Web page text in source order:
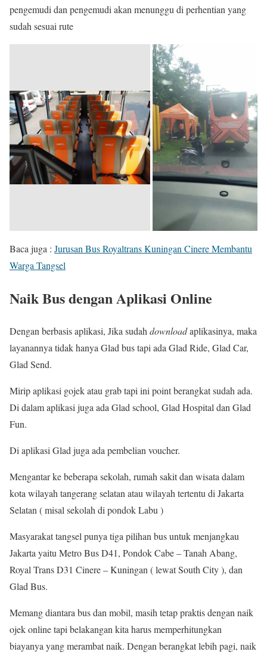
pengemudi dan pengemudi akan menunggu di perhentian yang
sudah sesuai rute
Baca juga : Jurusan Bus Royaltrans Kuningan Cinere Membantu
Warga Tangsel
Naik Bus dengan Aplikasi Online
Dengan berbasis aplikasi, Jika sudah downloadaplikasinya, maka
layanannya tidak hanya Glad bus tapi ada Glad Ride, Glad Car,
Glad Send.
Mirip aplikasi gojek atau grab tapi ini point berangkat sudah ada.
Di dalam aplikasi juga ada Glad school, Glad Hospital dan Glad
Fun.
Di aplikasi Glad juga ada pembelian voucher.
Mengantar ke beberapa sekolah, rumah sakit dan wisata dalam
kota wilayah tangerang selatan atau wilayah tertentu di Jakarta
Selatan ( misal sekolah di pondok Labu )
Masyarakat tangsel punya tiga pilihan bus untuk menjangkau
Jakarta yaitu Metro Bus D41, Pondok Cabe – Tanah Abang,
Royal Trans D31 Cinere – Kuningan ( lewat South City ), dan
Glad Bus.
Memang diantara bus dan mobil, masih tetap praktis dengan naik
ojek online tapi belakangan kita harus memperhitungkan
biayanya yang merambat naik. Dengan berangkat lebih pagi, naik